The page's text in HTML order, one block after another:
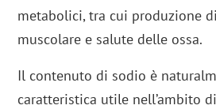
metabolici, tra cui produzione
muscolare e salute delle ossa.
Il contenuto di sodio è
caratteristica utile nell’ambito